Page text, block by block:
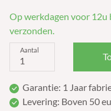
Op werkdagen voor 12u
verzonden.
Aantal
Garantie: 1 Jaar
Levering: Boven 50